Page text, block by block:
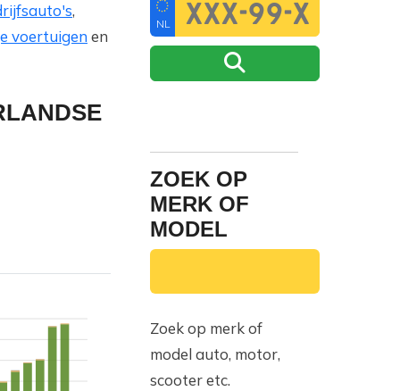
,
voertuigen en
NL
ZOEK OP
MERK OF
MODEL
Zoek op merk of
model auto, motor,
scooter etc.